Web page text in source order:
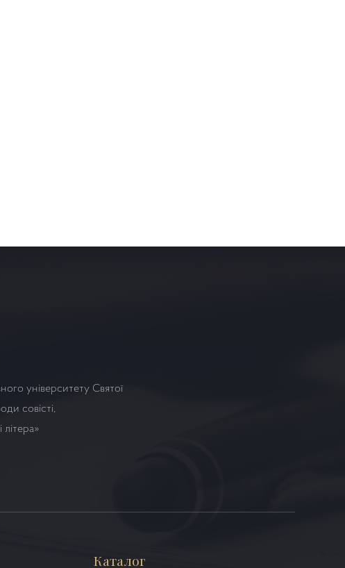
університету Святої
совісті,
літера»
Каталог